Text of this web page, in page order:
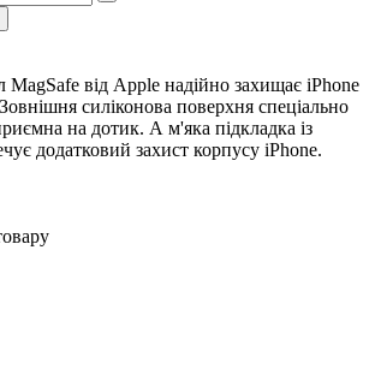
MagSafe від Apple надійно захищає iPhone
силіконова поверхня спеціально
на дотик. А м'яка підкладка із
додатковий захист корпусу iPhone.